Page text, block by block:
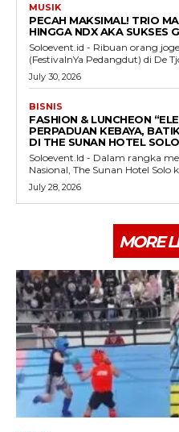
MUSIK
PECAH MAKSIMAL! TRIO
HINGGA NDX AKA SUKSES
Soloevent.id - Ribuan orang
(FestivalnYa Pedangdut) di De
July 30, 2026
BISNIS
FASHION & LUNCHEON
PERPADUAN KEBAYA,
DI THE SUNAN HOTEL SOLO
Soloevent.Id - Dalam rangka
Nasional, The Sunan Hotel Solo
July 28, 2026
MORE